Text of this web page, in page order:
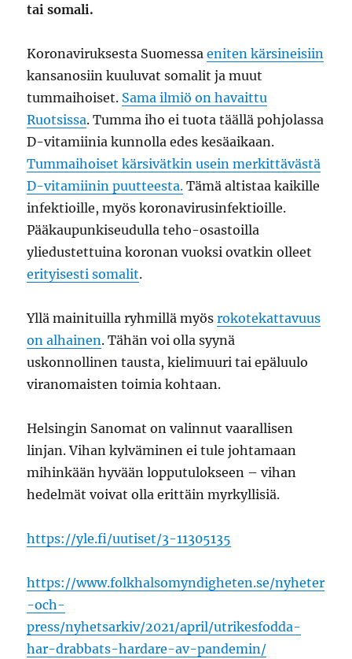
tai somali.
Koronaviruksesta Suomessaeniten kärsineisiin
kansanosiin kuuluvat somalit ja muut
tummaihoiset. Sama ilmiö on havaittu
Ruotsissa. Tumma iho ei tuota täällä pohjolassa
D-vitamiinia kunnolla edes kesäaikaan.
Tummaihoiset kärsivätkin usein merkittävästä
D-vitamiinin puutteesta. Tämä altistaa kaikille
infektioille, myös koronavirusinfektioille.
Pääkaupunkiseudulla teho-osastoilla
yliedustettuina koronan vuoksi ovatkin olleet
erityisesti somalit.
Yllä mainituilla ryhmillä myösrokotekattavuus
on alhainen. Tähän voi olla syynä
uskonnollinen tausta, kielimuuri tai epäluulo
viranomaisten toimia kohtaan.
Helsingin Sanomat on valinnut vaarallisen
linjan. Vihan kylväminen ei tule johtamaan
mihinkään hyvään lopputulokseen – vihan
hedelmät voivat olla erittäin myrkyllisiä.
https://yle.fi/uutiset/3-11305135
https://www.folkhalsomyndigheten.se/nyheter
-och-
press/nyhetsarkiv/2021/april/utrikesfodda-
har-drabbats-hardare-av-pandemin/